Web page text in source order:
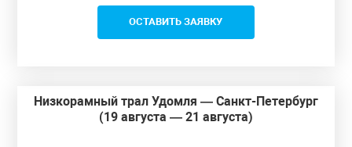
ОСТАВИТЬ ЗАЯВКУ
Низкорамный трал Удомля — Санкт-Петербург
(19 августа — 21 августа)